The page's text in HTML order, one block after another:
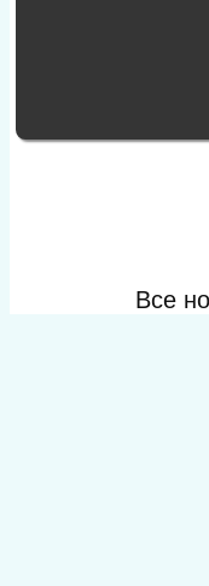
Все